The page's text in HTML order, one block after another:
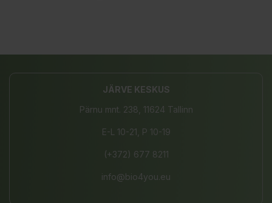
JÄRVE KESKUS
Pärnu mnt. 238, 11624 Tallinn
E-L 10-21, P 10-19
(+372) 677 8211
info@bio4you.eu